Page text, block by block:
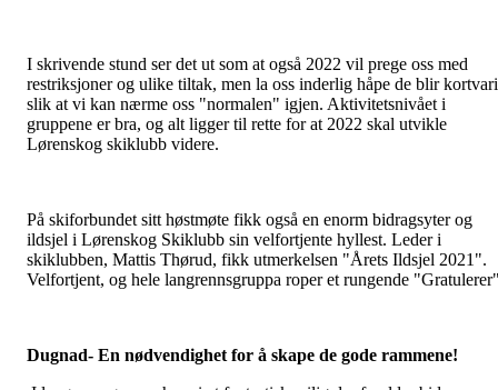
I skrivende stund ser det ut som at også 2022 vil prege oss med
restriksjoner og ulike tiltak, men la oss inderlig håpe de blir
slik at vi kan nærme oss "normalen" igjen. Aktivitetsnivået i
gruppene er bra, og alt ligger til rette for at 2022 skal utvikle
Lørenskog skiklubb videre.
På skiforbundet sitt høstmøte fikk også en enorm bidragsyter og
ildsjel i Lørenskog Skiklubb sin velfortjente hyllest. Leder i
skiklubben, Mattis Thørud, fikk utmerkelsen "Årets Ildsjel 2021".
Velfortjent, og hele langrennsgruppa roper et rungende
Dugnad- En nødvendighet for å skape de gode rammene!